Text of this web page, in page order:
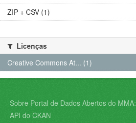
ZIP + CSV (1)
Licenças
Creative Commons At... (1)
Sobre Portal de Dados Abertos do MMA:
API do CKAN